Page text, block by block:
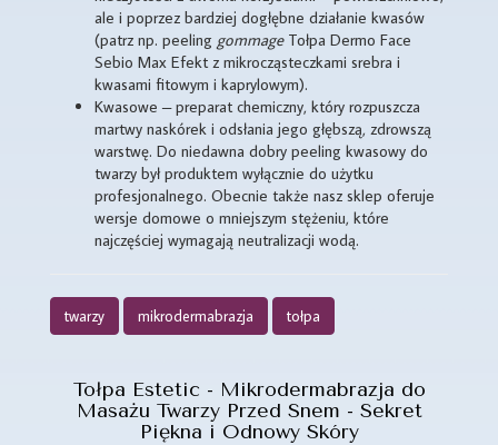
ale i poprzez bardziej dogłębne działanie kwasów
(patrz np. peeling gommageTołpa Dermo Face
Sebio Max Efekt z mikrocząsteczkami srebra i
kwasami fitowym i kaprylowym).
Kwasowe – preparat chemiczny, który rozpuszcza
martwy naskórek i odsłania jego głębszą, zdrowszą
warstwę. Do niedawna dobry peeling kwasowy do
twarzy był produktem wyłącznie do użytku
profesjonalnego. Obecnie także nasz sklep oferuje
wersje domowe o mniejszym stężeniu, które
najczęściej wymagają neutralizacji wodą.
twarzy mikrodermabrazja tołpa
Tołpa Estetic - Mikrodermabrazja do
Masażu Twarzy Przed Snem - Sekret
Piękna i Odnowy Skóry